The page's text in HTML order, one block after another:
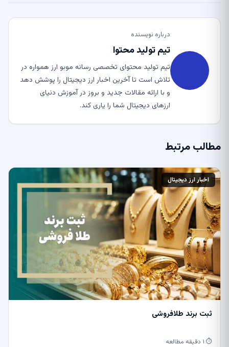
درباره نویسنده
تیم تولید محتوا
تیم تولید محتوای تخصصی رسانه موبو ارز همواره در
تلاش است تا آخرین اخبار ارز دیجیتال را پوشش دهد
و با ارائه مقالات جدید و بروز در آموزش دنیای
ارزهای دیجیتال شما را یاری کند.
مطالب مرتبط
اخبار ارز دیجیتال
ثبت برند طلافروشی
⏱ ۱ دقیقه مطالعه